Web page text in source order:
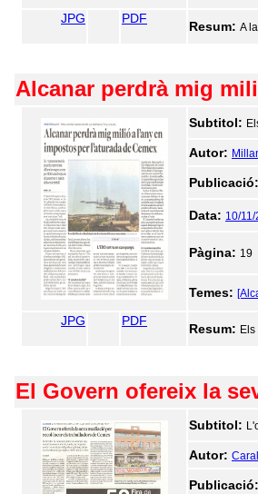
JPG PDF
Resum: A
Alcanar perdrà mig
Subtitol:
Autor:
Publicació:
Data: 10/
Pàgina: 19
Temes:
JPG PDF
Resum:
El Govern ofereix la
Subtitol:
Autor:
Publicació: